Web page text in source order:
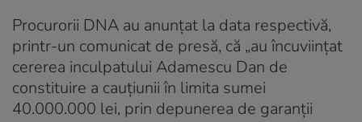
Procurorii DNA au anunţat la data respectivă,
printr-un comunicat de presă, că „au încuviinţat
cererea inculpatului Adamescu Dan de
constituire a cauţiunii în limita sumei
40.000.000 lei, prin depunerea de garanţii